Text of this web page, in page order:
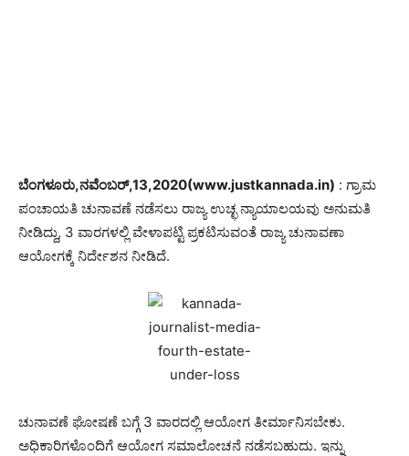
ಬೆಂಗಳೂರು,ನವೆಂಬರ್,13,2020(www.justkannada.in) : ಗ್ರಾಮ
ಪಂಚಾಯತಿ ಚುನಾವಣೆ ನಡೆಸಲು ರಾಜ್ಯ ಉಚ್ಛ ನ್ಯಾಯಾಲಯವು ಅನುಮತಿ
ನೀಡಿದ್ದು, 3 ವಾರಗಳಲ್ಲಿ ವೇಳಾಪಟ್ಟಿ ಪ್ರಕಟಿಸುವಂತೆ ರಾಜ್ಯ ಚುನಾವಣಾ
ಆಯೋಗಕ್ಕೆ ನಿರ್ದೇಶನ ನೀಡಿದೆ.
ಚುನಾವಣೆ ಘೋಷಣೆ ಬಗ್ಗೆ 3 ವಾರದಲ್ಲಿ ಆಯೋಗ ತೀರ್ಮಾನಿಸಬೇಕು.
ಅಧಿಕಾರಿಗಳೊಂದಿಗೆ ಆಯೋಗ ಸಮಾಲೋಚನೆ ನಡೆಸಬಹುದು. ಇನ್ನು